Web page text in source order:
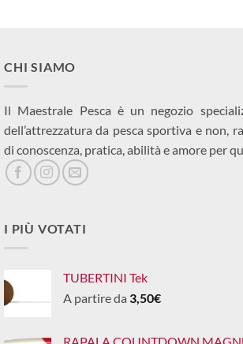
CHI SIAMO
Il Maestrale Pesca è un negozio
dell’attrezzatura da pesca sportiva e non,
di conoscenza, pratica, abilità e amore per
I PIÙ VOTATI
TUBERTINI Tek
A partire da 3,50€
RAPALA COUNTDOWN